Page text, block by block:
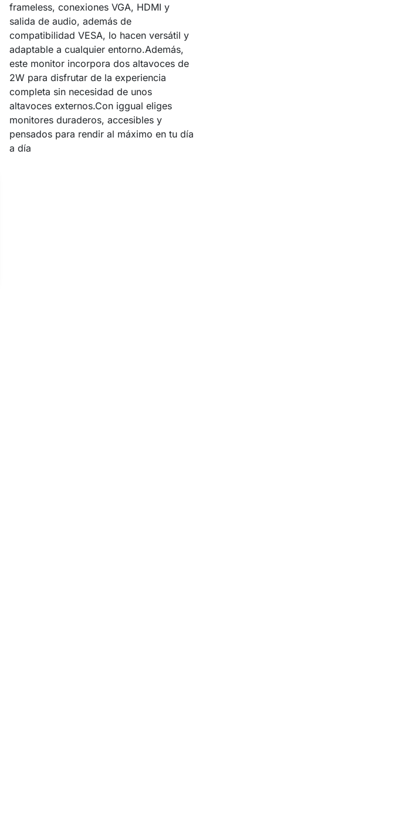
frameless, conexiones VGA, HDMI y
salida de audio, además de
compatibilidad VESA, lo hacen versátil y
adaptable a cualquier entorno.Además,
este monitor incorpora dos altavoces de
2W para disfrutar de la experiencia
completa sin necesidad de unos
altavoces externos.Con iggual eliges
monitores duraderos, accesibles y
pensados para rendir al máximo en tu día
a día